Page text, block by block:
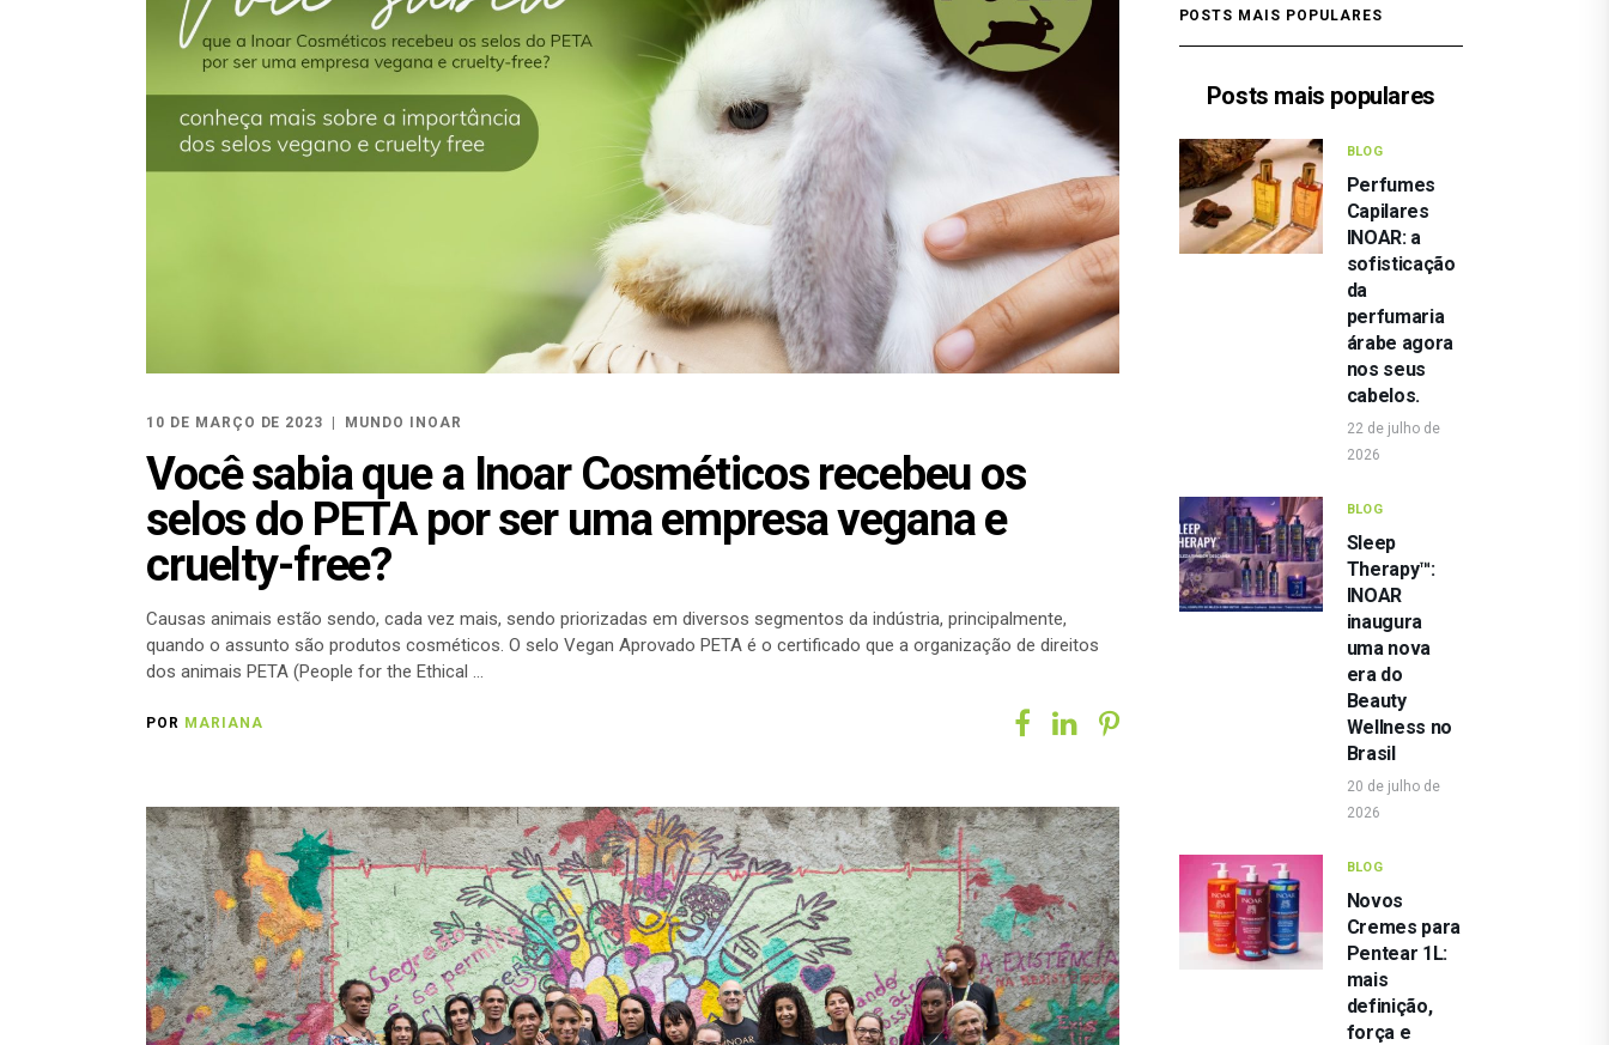
10 DE MARÇO DE 2023 MUNDO INOAR
Você sabia que a Inoar Cosméticos recebeu os
selos do PETA por ser uma empresa vegana e
cruelty-free?
Causas animais estão sendo, cada vez mais, sendo priorizadas em diversos segmentos da indústria, principalmente,
quando o assunto são produtos cosméticos. O selo Vegan Aprovado PETA é o certificado que a organização de direitos
dos animais PETA (People for the Ethical
POR MARIANA
POSTS MAIS POPULARES
Posts mais populares
BLOG
Perfumes
Capilares
INOAR: a
sofisticação
da
perfumaria
árabe agora
nos seus
cabelos.
22 de julho de
2026
BLOG
Sleep
Therapy™:
INOAR
inaugura
uma nova
era do
Beauty
Wellness no
Brasil
20 de julho de
2026
BLOG
Novos
Cremes para
Pentear 1L:
mais
definição,
força e